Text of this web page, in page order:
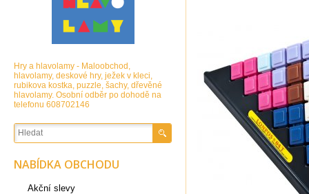
Hry a hlavolamy - Maloobchod,
hlavolamy, deskové hry, ježek v kleci,
rubikova kostka, puzzle, šachy, dřevěné
hlavolamy. Osobní odběr po dohodě na
telefonu 608702146
NABÍDKA OBCHODU
Akční slevy